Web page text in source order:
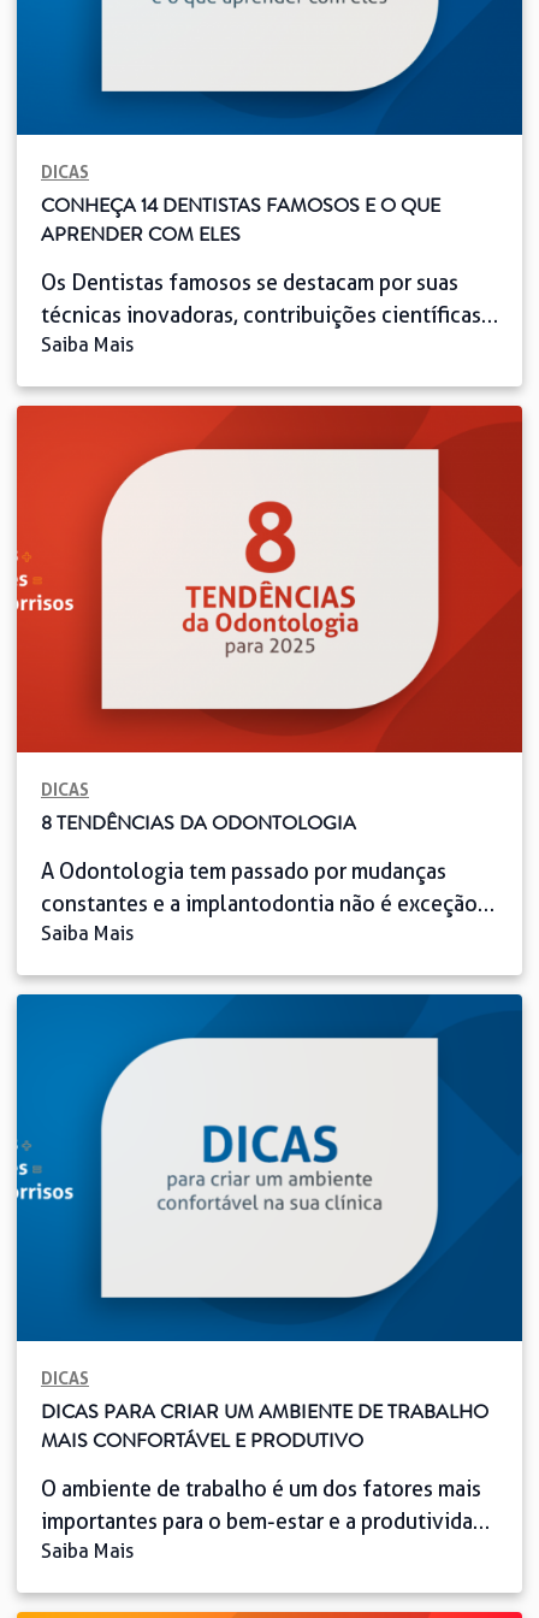
DICAS
CONHEÇA 14 DENTISTAS FAMOSOS E O QUE
APRENDER COM ELES
Os Dentistas famosos se destacam por suas
técnicas inovadoras, contribuições científicas e
impacto social. Assim, muitos são referência
harmonização facial, ajudando a transformar
sorrisos e elevar a qualidade dos tratamentos.
Além de atender celebridades, vários desses
profissionais atuam no ensino, na pesquisa e
em projetos sociais, levando saúde bucal a […]
Saiba Mais
DICAS
8 TENDÊNCIAS DA ODONTOLOGIA
A Odontologia tem passado por mudanças
constantes e a implantodontia não é exceção.
Os avanços tecnológicos em Implantodontia
tornando-os mais eficientes e precisos. Porém,
para se destacar nesse mercado em evolução, é
fundamental acompanhar as inovações e
entender seu impacto na prática clínica. Neste
artigo, vamos explorar as tendências da
Odontologia, […]
Saiba Mais
DICAS
DICAS PARA CRIAR UM AMBIENTE DE TRABALHO
MAIS CONFORTÁVEL E PRODUTIVO
O ambiente de trabalho é um dos fatores mais
importantes para o bem-estar e a produtividade
dos profissionais, especialmente para os
Saiba Mais